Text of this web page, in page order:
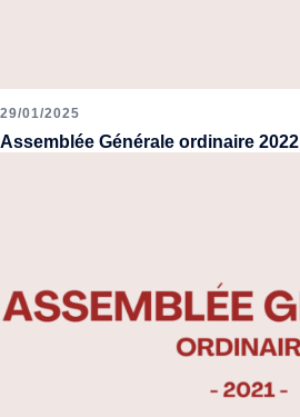
29/01/2025
Assemblée Générale ordinaire 2022